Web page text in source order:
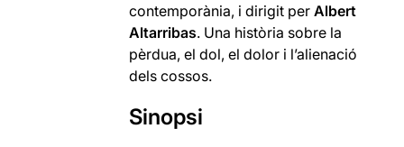
contemporània, i dirigit perAlbert
Altarribas. Una història sobre la
pèrdua, el dol, el dolor i l’alienació
dels cossos.
Sinopsi